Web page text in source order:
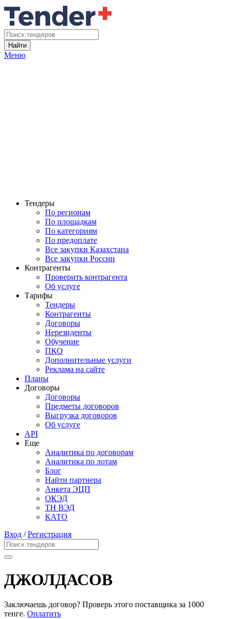
Найти
Меню
Тендеры
По регионам
По площадкам
По категориям
По предоплате
Все закупки Казахстана
Все закупки России
Контрагенты
Проверить контрагента
Об услуге
Тарифы
Тендеры
Контрагенты
Договоры
Нерезиденты
Обучение
ПКО
Дополнительные услуги
Реклама на сайте
Планы
Договоры
Договоры
Предметы договоров
Выгрузка договоров
Об услуге
API
Еще
Аналитика по договорам
Аналитика по лотам
Блог
Найти партнера
Анкета ЭЦП
ОКЭД
ТН ВЭД
КАТО
Вход /Регистрация
ДЖОЛДАСОВ
Заключаешь договор? Проверь этого поставщика за 1000
тенге. Оплатить